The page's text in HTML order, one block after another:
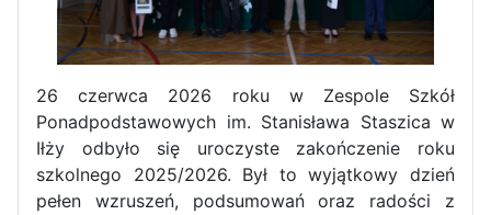
Zawody Sportowo – Obronne
klas OPW
26 czerwca 2026 roku w Zespole Szkół
Ponadpodstawowych im. Stanisława Staszica w
Iłży odbyło się uroczyste zakończenie roku
szkolnego 2025/2026. Był to wyjątkowy dzień
pełen wzruszeń, podsumowań oraz radości z